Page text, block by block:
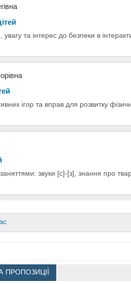
та інтерес до безпеки в
ігор та вправ для розвитку
звуки [с]-[з], знання про
ПРОПОЗИЦІЇ